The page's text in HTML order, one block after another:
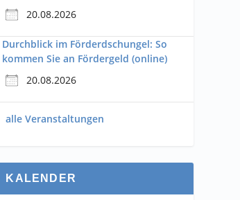
20.08.2026
Durchblick im Förderdschungel: So
kommen Sie an Fördergeld (online)
20.08.2026
alle Veranstaltungen
KALENDER